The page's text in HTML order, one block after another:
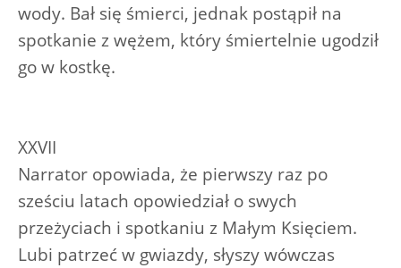
wody. Bał się śmierci, jednak postąpił na
spotkanie z wężem, który śmiertelnie ugodził
go w kostkę.
XXVII
Narrator opowiada, że pierwszy raz po
sześciu latach opowiedział o swych
przeżyciach i spotkaniu z Małym Księciem.
Lubi patrzeć w gwiazdy, słyszy wówczas